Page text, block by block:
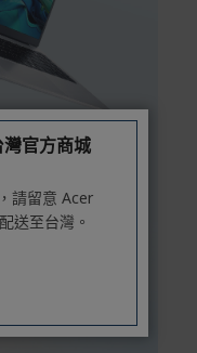
官方商城
請留意 Acer
送至台灣。